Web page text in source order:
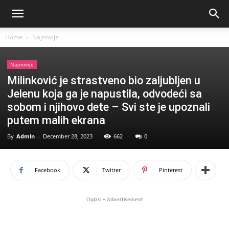
Home Najnovije
Najnovije
Milinković je strastveno bio zaljubljen u
Jelenu koja ga je napustila, odvodeći sa
sobom i njihovo dete – Svi ste je upoznali
putem malih ekrana
By Admin - December 28, 2023 662 0
Facebook Twitter Pinterest
Oglasi - Advertisement